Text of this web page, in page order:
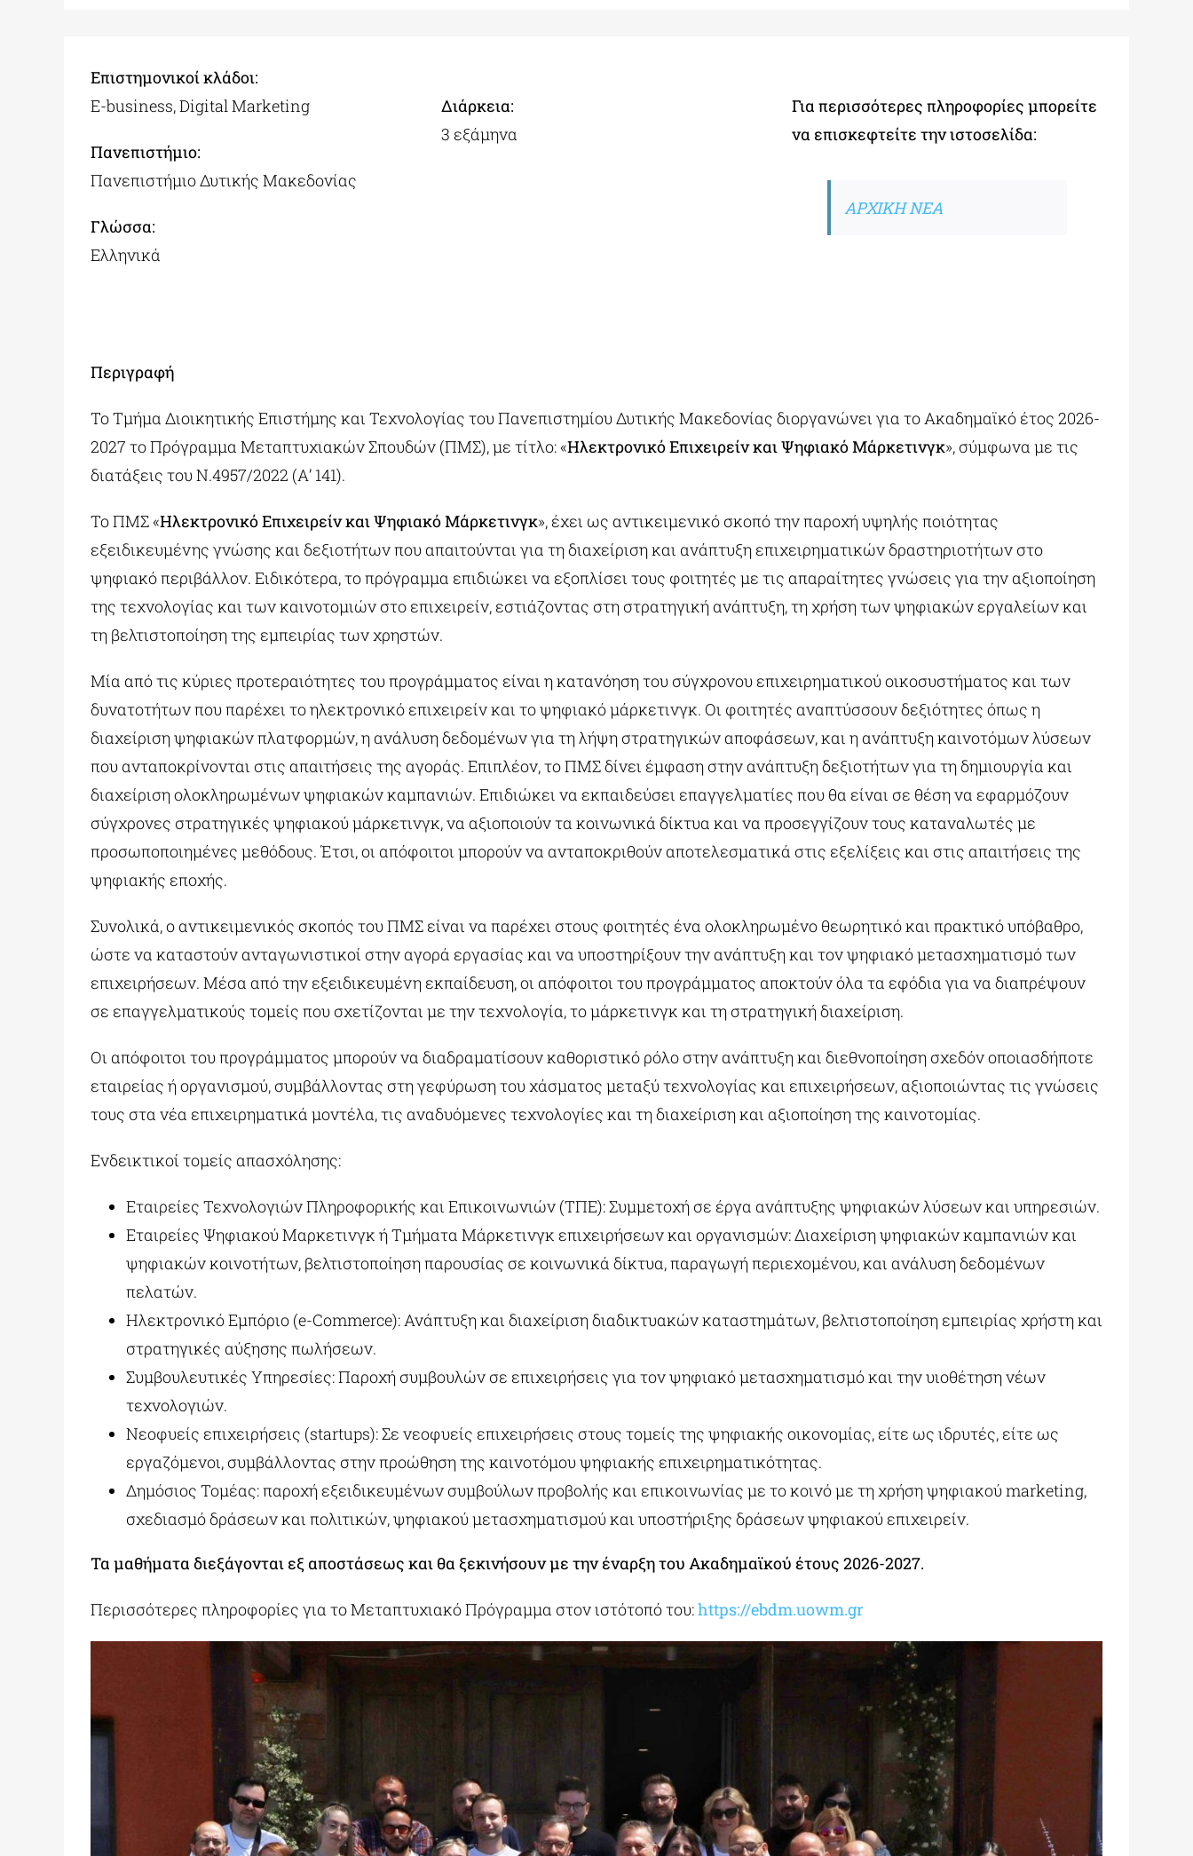
Επιστημονικοί κλάδοι:
E-business, Digital Marketing
Πανεπιστήμιo:
Πανεπιστήμιο Δυτικής Μακεδονίας
Γλώσσα:
Ελληνικά
Διάρκεια:
3 εξάμηνα
Για περισσότερες πληροφορίες μπορείτε
να επισκεφτείτε την ιστοσελίδα:
ΑΡΧΙΚΗ ΝΕΑ
Περιγραφή
Το Τμήμα Διοικητικής Επιστήμης και Τεχνολογίας του Πανεπιστημίου Δυτικής Μακεδονίας διοργανώνει για το Ακαδημαϊκό έτος 2026-
2027 το Πρόγραμμα Μεταπτυχιακών Σπουδών (ΠΜΣ), με τίτλο: «Ηλεκτρονικό Επιχειρείν και Ψηφιακό Μάρκετινγκ», σύμφωνα με τις
διατάξεις του Ν.4957/2022 (Α’ 141).
Το ΠΜΣ «Ηλεκτρονικό Επιχειρείν και Ψηφιακό Μάρκετινγκ», έχει ως αντικειμενικό σκοπό την παροχή υψηλής ποιότητας
εξειδικευμένης γνώσης και δεξιοτήτων που απαιτούνται για τη διαχείριση και ανάπτυξη επιχειρηματικών δραστηριοτήτων στο
ψηφιακό περιβάλλον. Ειδικότερα, το πρόγραμμα επιδιώκει να εξοπλίσει τους φοιτητές με τις απαραίτητες γνώσεις για την αξιοποίηση
της τεχνολογίας και των καινοτομιών στο επιχειρείν, εστιάζοντας στη στρατηγική ανάπτυξη, τη χρήση των ψηφιακών εργαλείων και
τη βελτιστοποίηση της εμπειρίας των χρηστών.
Μία από τις κύριες προτεραιότητες του προγράμματος είναι η κατανόηση του σύγχρονου επιχειρηματικού οικοσυστήματος και των
δυνατοτήτων που παρέχει το ηλεκτρονικό επιχειρείν και το ψηφιακό μάρκετινγκ. Οι φοιτητές αναπτύσσουν δεξιότητες όπως η
διαχείριση ψηφιακών πλατφορμών, η ανάλυση δεδομένων για τη λήψη στρατηγικών αποφάσεων, και η ανάπτυξη καινοτόμων λύσεων
που ανταποκρίνονται στις απαιτήσεις της αγοράς. Επιπλέον, το ΠΜΣ δίνει έμφαση στην ανάπτυξη δεξιοτήτων για τη δημιουργία και
διαχείριση ολοκληρωμένων ψηφιακών καμπανιών. Επιδιώκει να εκπαιδεύσει επαγγελματίες που θα είναι σε θέση να εφαρμόζουν
σύγχρονες στρατηγικές ψηφιακού μάρκετινγκ, να αξιοποιούν τα κοινωνικά δίκτυα και να προσεγγίζουν τους καταναλωτές με
προσωποποιημένες μεθόδους. Έτσι, οι απόφοιτοι μπορούν να ανταποκριθούν αποτελεσματικά στις εξελίξεις και στις απαιτήσεις της
ψηφιακής εποχής.
Συνολικά, ο αντικειμενικός σκοπός του ΠΜΣ είναι να παρέχει στους φοιτητές ένα ολοκληρωμένο θεωρητικό και πρακτικό υπόβαθρο,
ώστε να καταστούν ανταγωνιστικοί στην αγορά εργασίας και να υποστηρίξουν την ανάπτυξη και τον ψηφιακό μετασχηματισμό των
επιχειρήσεων. Μέσα από την εξειδικευμένη εκπαίδευση, οι απόφοιτοι του προγράμματος αποκτούν όλα τα εφόδια για να διαπρέψουν
σε επαγγελματικούς τομείς που σχετίζονται με την τεχνολογία, το μάρκετινγκ και τη στρατηγική διαχείριση.
Οι απόφοιτοι του προγράμματος μπορούν να διαδραματίσουν καθοριστικό ρόλο στην ανάπτυξη και διεθνοποίηση σχεδόν οποιασδήποτε
εταιρείας ή οργανισμού, συμβάλλοντας στη γεφύρωση του χάσματος μεταξύ τεχνολογίας και επιχειρήσεων, αξιοποιώντας τις γνώσεις
τους στα νέα επιχειρηματικά μοντέλα, τις αναδυόμενες τεχνολογίες και τη διαχείριση και αξιοποίηση της καινοτομίας.
Ενδεικτικοί τομείς απασχόλησης:
Εταιρείες Τεχνολογιών Πληροφορικής και Επικοινωνιών (ΤΠΕ): Συμμετοχή σε έργα ανάπτυξης ψηφιακών λύσεων και υπηρεσιών.
Εταιρείες Ψηφιακού Μαρκετινγκ ή Τμήματα Μάρκετινγκ επιχειρήσεων και οργανισμών: Διαχείριση ψηφιακών καμπανιών και
ψηφιακών κοινοτήτων, βελτιστοποίηση παρουσίας σε κοινωνικά δίκτυα, παραγωγή περιεχομένου, και ανάλυση δεδομένων
πελατών.
Ηλεκτρονικό Εμπόριο (e-Commerce): Ανάπτυξη και διαχείριση διαδικτυακών καταστημάτων, βελτιστοποίηση εμπειρίας χρήστη και
στρατηγικές αύξησης πωλήσεων.
Συμβουλευτικές Υπηρεσίες: Παροχή συμβουλών σε επιχειρήσεις για τον ψηφιακό μετασχηματισμό και την υιοθέτηση νέων
τεχνολογιών.
Νεοφυείς επιχειρήσεις (startups): Σε νεοφυείς επιχειρήσεις στους τομείς της ψηφιακής οικονομίας, είτε ως ιδρυτές, είτε ως
εργαζόμενοι, συμβάλλοντας στην προώθηση της καινοτόμου ψηφιακής επιχειρηματικότητας.
Δημόσιος Τομέας: παροχή εξειδικευμένων συμβούλων προβολής και επικοινωνίας με το κοινό με τη χρήση ψηφιακού marketing,
σχεδιασμό δράσεων και πολιτικών, ψηφιακού μετασχηματισμού και υποστήριξης δράσεων ψηφιακού επιχειρείν.
Τα μαθήματα διεξάγονται εξ αποστάσεως και θα ξεκινήσουν με την έναρξη του Ακαδημαϊκού έτους 2026-2027.
Περισσότερες πληροφορίες για το Μεταπτυχιακό Πρόγραμμα στον ιστότοπό του:https://ebdm.uowm.gr